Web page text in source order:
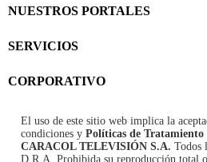
NUESTROS PORTALES
SERVICIOS
CORPORATIVO
El uso de este sitio web implica la
condiciones y Políticas de
CARACOL TELEVISIÓN S.A. Todos
D.R.A. Prohibida su reproducción total